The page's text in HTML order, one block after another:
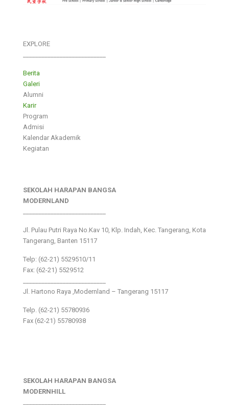
EXPLORE
Berita
Galeri
Alumni
Karir
Program
Admisi
Kalendar Akademik
Kegiatan
SEKOLAH HARAPAN BANGSA
MODERNLAND
Jl. Pulau Putri Raya No.Kav 10, Klp. Indah, Kec. Tangerang, Kota
Tangerang, Banten 15117
Telp: (62-21) 5529510/11
Fax: (62-21) 5529512
Jl. Hartono Raya ,Modernland – Tangerang 15117
Telp. (62-21) 55780936
Fax (62-21) 55780938
SEKOLAH HARAPAN BANGSA
MODERNHILL